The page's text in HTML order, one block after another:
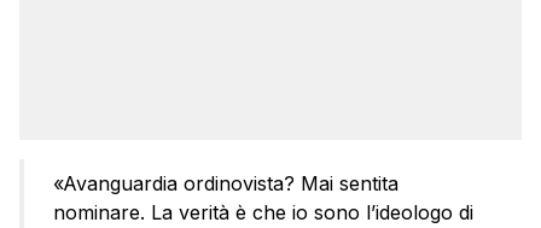
«Avanguardia ordinovista? Mai sentita
nominare. La verità è che io sono l’ideologo di